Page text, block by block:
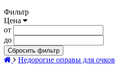
Фильтр
Цена
от
до
Сбросить фильтр
Недорогие оправы для очков